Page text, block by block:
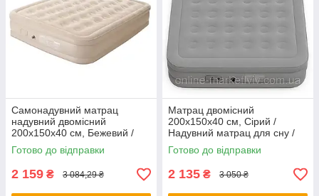
Самонадувний матрац
надувний двомісний
200х150х40 см, Бежевий /
Надувний матрац для сну /
Матрац для кемпінгу
Готово до відправки
2 159 ₴ 3 084,29 ₴
Матрац двомісний
200х150х40 см, Сірий /
Надувний матрац для сну /
Матрац для кемпінгу
Готово до відправки
2 135 ₴ 3 050 ₴